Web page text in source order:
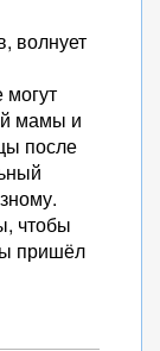
волнует
мамы и
после
чтобы
пришёл